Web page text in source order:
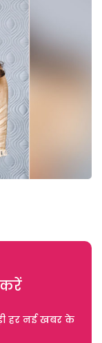
करें
हर नई खबर के